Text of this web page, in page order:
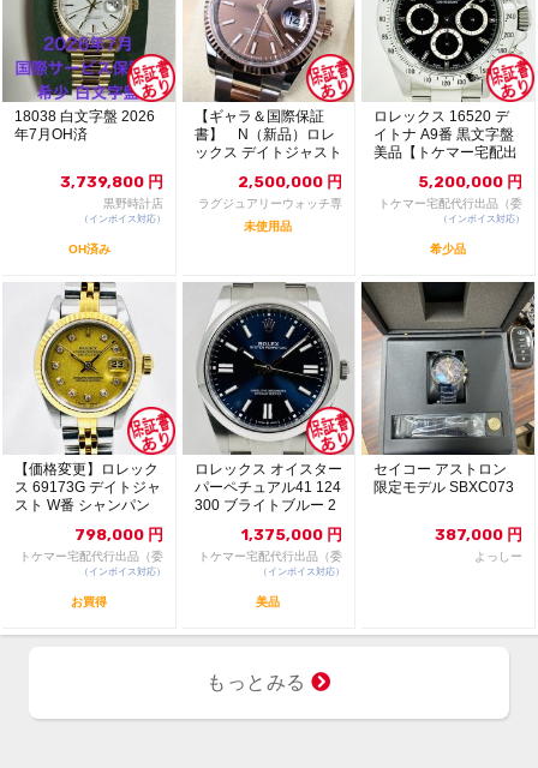
18038 白文字盤 2026
年7月OH済
3,739,800 円
黒野時計店
（インボイス対応）
OH済み
【ギャラ＆国際保証
書】 N（新品）ロレ
ックス デイトジャスト
2,500,000 円
ラグジュアリーウォッチ専
門店：R/M
未使用品
ロレックス 16520 デ
イトナ A9番 黒文字盤
美品【トケマー宅配出
5,200,000 円
トケマー宅配代行出品（委
託販売）
（インボイス対応）
希少品
【価格変更】ロレック
ス 69173G デイトジャ
スト W番 シャンパン
798,000 円
トケマー宅配代行出品（委
託販売）
（インボイス対応）
お買得
ロレックス オイスター
パーペチュアル41 124
300 ブライトブルー 2
1,375,000 円
トケマー宅配代行出品（委
託販売）
（インボイス対応）
美品
セイコー アストロン
限定モデル SBXC073
387,000 円
よっしー
もっとみる